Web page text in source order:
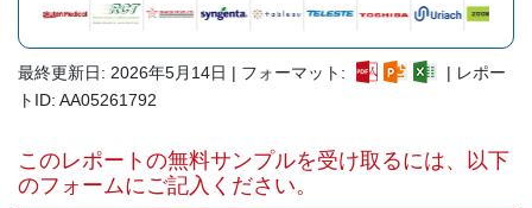
最終更新日: 2026年5月14日 | フォーマット:
| レポー
トID: AA05261792
このレポートの無料サンプルを受け取るには、以下
のフォームにご記入ください。